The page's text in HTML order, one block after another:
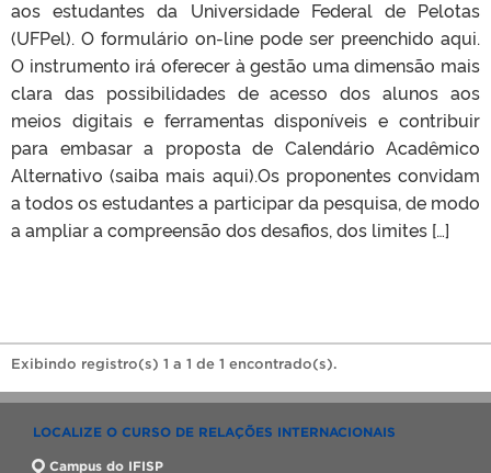
aos estudantes da Universidade Federal de Pelotas
(UFPel). O formulário on-line pode ser preenchido aqui.
O instrumento irá oferecer à gestão uma dimensão mais
clara das possibilidades de acesso dos alunos aos
meios digitais e ferramentas disponíveis e contribuir
para embasar a proposta de Calendário Acadêmico
Alternativo (saiba mais aqui).Os proponentes convidam
a todos os estudantes a participar da pesquisa, de modo
a ampliar a compreensão dos desafios, dos limites […]
Exibindo registro(s) 1 a 1 de 1 encontrado(s).
LOCALIZE O CURSO DE RELAÇÕES INTERNACIONAIS
Campus do IFISP